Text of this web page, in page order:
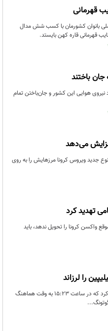
قهرمانی
ملی بانوان کشورمان با کسب شش مدال
قهرمانی قاره کهن بایستد.
باختند
نیروی هوایی این کشور و جان‌باختن تمام
می‌دهد
جدید ویروس کرونا مرزهایش را به روی
تهدید کرد
واکسن کرونا را تحویل ندهد، باید
سازمان زمین شناسی آمریکا روز یکشنبه اعلام کرد که در ساعت ۱۵:۲۳ به وقت هماهنگ